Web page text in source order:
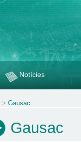
Notícies
> Gausac
Gausac